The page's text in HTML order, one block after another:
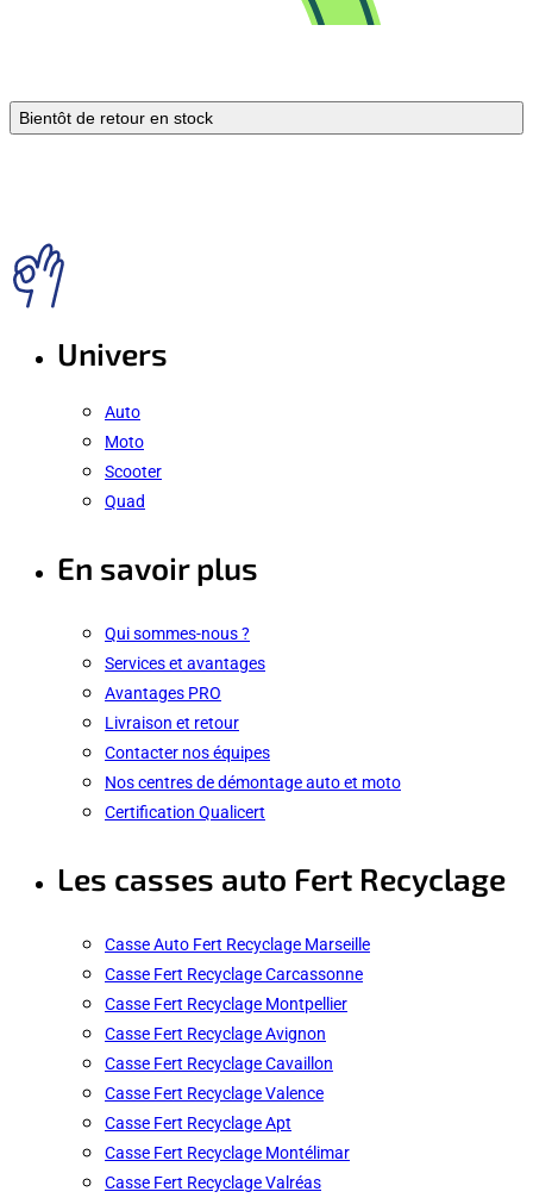
Bientôt de retour en stock
Univers
Auto
Moto
Scooter
Quad
En savoir plus
Qui sommes-nous ?
Services et avantages
Avantages PRO
Livraison et retour
Contacter nos équipes
Nos centres de démontage auto et moto
Certification Qualicert
Les casses auto Fert Recyclage
Casse Auto Fert Recyclage Marseille
Casse Fert Recyclage Carcassonne
Casse Fert Recyclage Montpellier
Casse Fert Recyclage Avignon
Casse Fert Recyclage Cavaillon
Casse Fert Recyclage Valence
Casse Fert Recyclage Apt
Casse Fert Recyclage Montélimar
Casse Fert Recyclage Valréas